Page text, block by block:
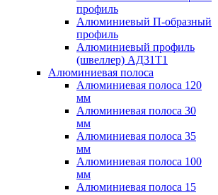
профиль
Алюминиевый П-образный
профиль
Алюминиевый профиль
(швеллер) АД31Т1
Алюминиевая полоса
Алюминиевая полоса 120
мм
Алюминиевая полоса 30
мм
Алюминиевая полоса 35
мм
Алюминиевая полоса 100
мм
Алюминиевая полоса 15